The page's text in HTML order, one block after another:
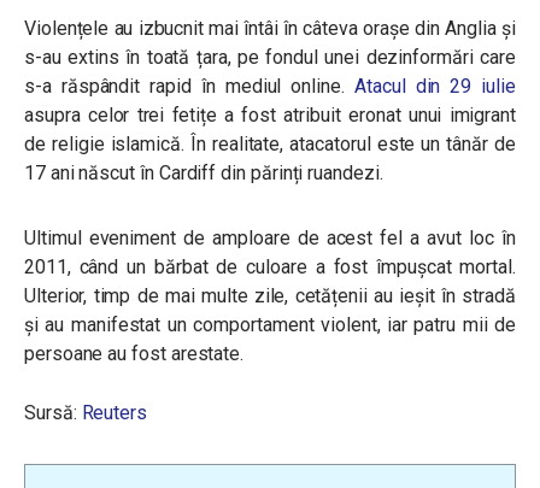
Violențele au izbucnit mai întâi în câteva orașe din Anglia și
s-au extins în toată țara, pe fondul unei dezinformări care
s-a răspândit rapid în mediul online. Atacul din 29 iulie
asupra celor trei fetițe a fost atribuit eronat unui imigrant
de religie islamică. În realitate, atacatorul este un tânăr de
17 ani născut în Cardiff din părinți ruandezi.
Ultimul eveniment de amploare de acest fel a avut loc în
2011, când un bărbat de culoare a fost împușcat mortal.
Ulterior, timp de mai multe zile, cetățenii au ieșit în stradă
și au manifestat un comportament violent, iar patru mii de
persoane au fost arestate.
Sursă: Reuters